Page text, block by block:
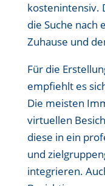
kostenintensiv.
die Suche nach
Zuhause und
Für die
empfiehlt es
Die meisten
virtuellen
diese in ein
und
integrieren.